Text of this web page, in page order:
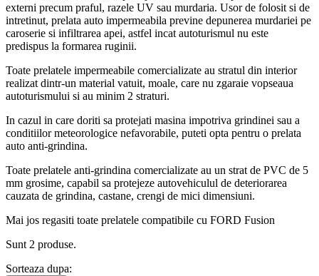
externi precum praful, razele UV sau murdaria. Usor de folosit si de
intretinut, prelata auto impermeabila previne depunerea murdariei pe
caroserie si infiltrarea apei, astfel incat autoturismul nu este
predispus la formarea ruginii.
Toate prelatele impermeabile comercializate au stratul din interior
realizat dintr-un material vatuit, moale, care nu zgaraie vopseaua
autoturismului si au minim 2 straturi.
In cazul in care doriti sa protejati masina impotriva grindinei sau a
conditiilor meteorologice nefavorabile, puteti opta pentru o prelata
auto anti-grindina.
Toate prelatele anti-grindina comercializate au un strat de PVC de 5
mm grosime, capabil sa protejeze autovehiculul de deteriorarea
cauzata de grindina, castane, crengi de mici dimensiuni.
Mai jos regasiti toate prelatele compatibile cu FORD Fusion
Sunt 2 produse.
Sorteaza dupa: